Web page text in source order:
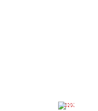
INDEX